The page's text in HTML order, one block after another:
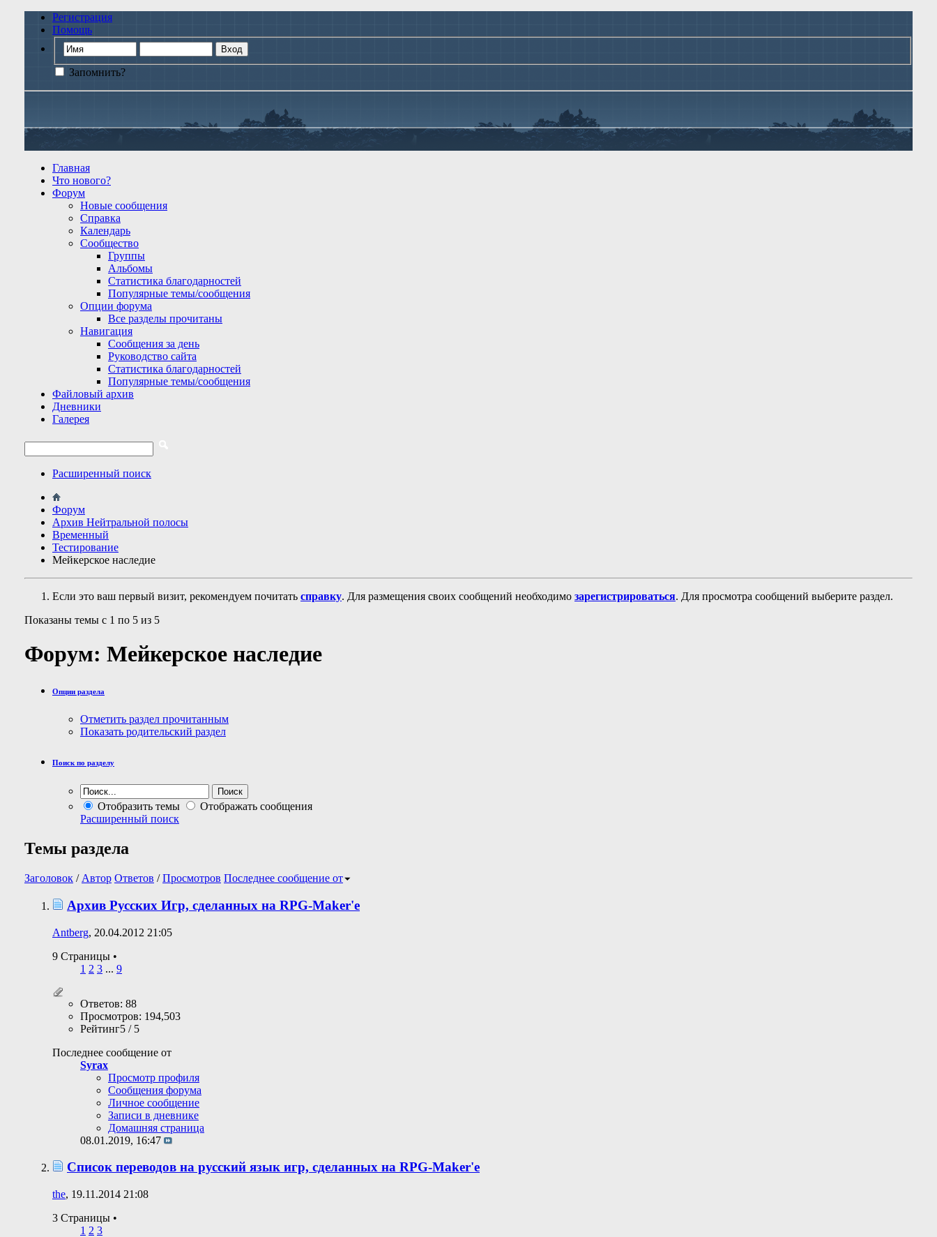
Регистрация
Помощь
Запомнить?
Главная
Что нового?
Форум
Новые сообщения
Справка
Календарь
Сообщество
Группы
Альбомы
Статистика благодарностей
Популярные темы/сообщения
Опции форума
Все разделы прочитаны
Навигация
Сообщения за день
Руководство сайта
Статистика благодарностей
Популярные темы/сообщения
Файловый архив
Дневники
Галерея
Расширенный поиск
Форум
Архив Нейтральной полосы
Временный
Тестирование
Мейкерское наследие
Если это ваш первый визит, рекомендуем почитать справку. Для размещения своих сообщений необходимо зарегистрироваться. Для просмотра сообщений выберите раздел.
Показаны темы с 1 по 5 из 5
Форум: Мейкерское наследие
Опции раздела
Отметить раздел прочитанным
Показать родительский раздел
Поиск по разделу
Отобразить темы
Отображать сообщения
Расширенный поиск
Темы раздела
Заголовок / Автор Ответов /Просмотров Последнее сообщение от
Архив Русских Игр, сделанных на RPG-Maker'е
Antberg, 20.04.2012 21:05
9 Страницы •
1 2 3 ... 9
Ответов: 88
Просмотров: 194,503
Рейтинг5 / 5
Последнее сообщение от
Syrax
Просмотр профиля
Сообщения форума
Личное сообщение
Записи в дневнике
Домашняя страница
08.01.2019, 16:47
Список переводов на русский язык игр, сделанных на RPG-Maker'е
the, 19.11.2014 21:08
3 Страницы •
1 2 3